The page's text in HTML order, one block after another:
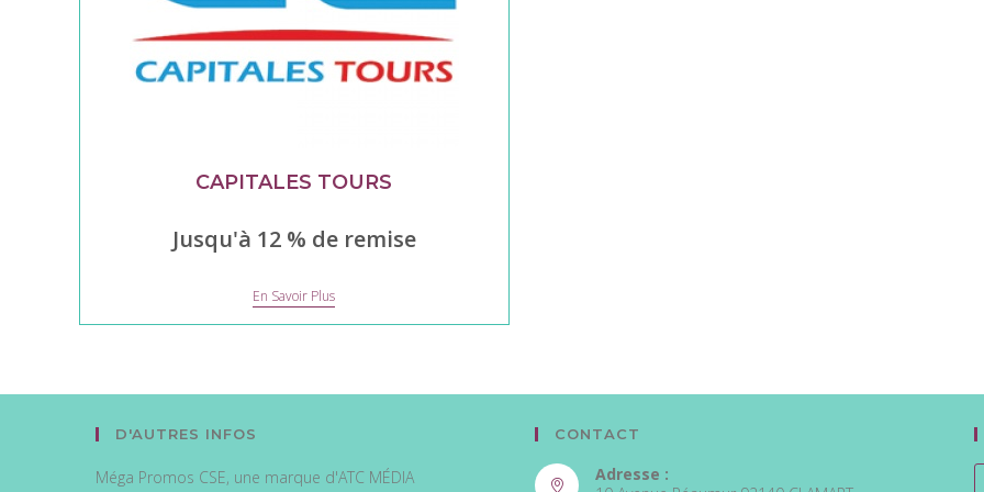
CAPITALES TOURS
Jusqu'à 12 % de remise
En Savoir PlusCapitales
Tours
D'AUTRES INFOS
Méga Promos CSE, une marque d'ATC MÉDIA
CONTACT
Adresse :